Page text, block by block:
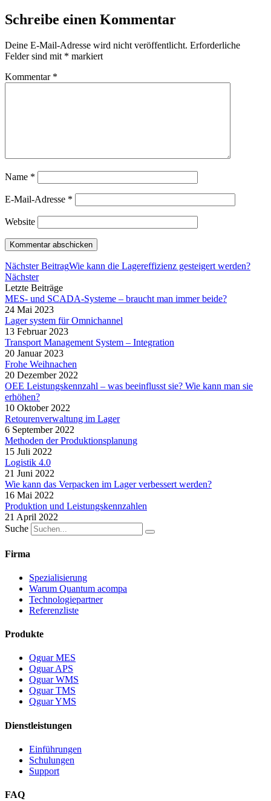
Schreibe einen Kommentar
Deine E-Mail-Adresse wird nicht veröffentlicht. Erforderliche
Felder sind mit * markiert
Kommentar *
Name *
E-Mail-Adresse *
Website
Nächster BeitragWie kann die Lagereffizienz gesteigert werden?
Nächster
Letzte Beiträge
MES- und SCADA-Systeme – braucht man immer beide?
24 Mai 2023
Lager system für Omnichannel
13 Februar 2023
Transport Management System – Integration
20 Januar 2023
Frohe Weihnachen
20 Dezember 2022
OEE Leistungskennzahl – was beeinflusst sie? Wie kann man sie
erhöhen?
10 Oktober 2022
Retourenverwaltung im Lager
6 September 2022
Methoden der Produktionsplanung
15 Juli 2022
Logistik 4.0
21 Juni 2022
Wie kann das Verpacken im Lager verbessert werden?
16 Mai 2022
Produktion und Leistungskennzahlen
21 April 2022
Suche
Firma
Spezialisierung
Warum Quantum acompa
Technologiepartner
Referenzliste
Produkte
Qguar MES
Qguar APS
Qguar WMS
Qguar TMS
Qguar YMS
Dienstleistungen
Einführungen
Schulungen
Support
FAQ